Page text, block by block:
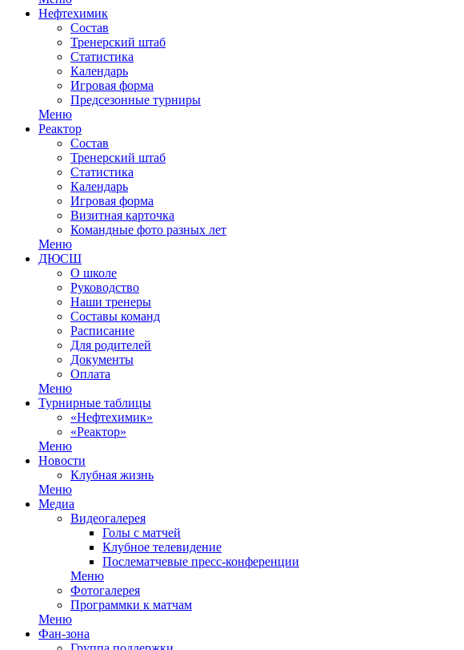
Нефтехимик
Состав
Тренерский штаб
Статистика
Календарь
Игровая форма
Предсезонные турниры
Меню
Реактор
Состав
Тренерский штаб
Статистика
Календарь
Игровая форма
Визитная карточка
Командные фото разных лет
Меню
ДЮСШ
О школе
Руководство
Наши тренеры
Составы команд
Расписание
Для родителей
Документы
Оплата
Меню
Турнирные таблицы
«Нефтехимик»
«Реактор»
Меню
Новости
Клубная жизнь
Меню
Медиа
Видеогалерея
Голы с матчей
Клубное телевидение
Послематчевые пресс-конференции
Меню
Фотогалерея
Программки к матчам
Меню
Фан-зона